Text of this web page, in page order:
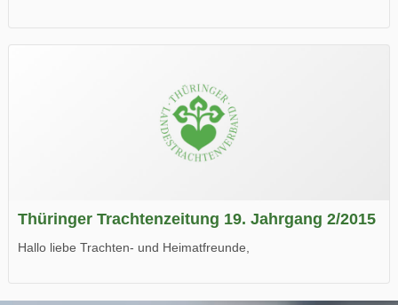
Wir wünschen Euch viel Spaß beim Lesen.
Thüringer Trachtenzeitung 19. Jahrgang 2/2015
Hallo liebe Trachten- und Heimatfreunde,
Wir wünschen Euch viel Spaß beim Lesen.